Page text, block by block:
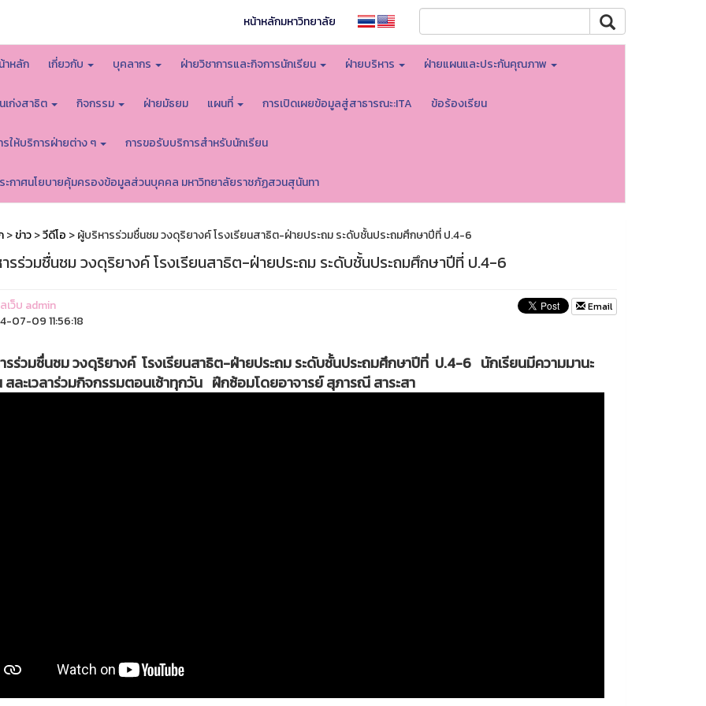
หน้าหลักมหาวิทยาลัย
าหลัก เกี่ยวกับ บุคลากร ฝ่ายวิชาการและกิจการนักเรียน ฝ่ายบริหาร ฝ่ายแผนและประกันคุณภาพ
เก่งสาธิต กิจกรรม ฝ่ายมัธยม แผนที่ การเปิดเผยข้อมูลสู่สาธารณะ:ITA ข้อร้องเรียน
รให้บริการฝ่ายต่าง ๆ การขอรับบริการสำหรับนักเรียน
ะกาศนโยบายคุ้มครองข้อมูลส่วนบุคคล มหาวิทยาลัยราชภัฏสวนสุนันทา
>ข่าว>วีดีโอ > ผู้บริหารร่วมชื่นชม วงดุริยางค์ โรงเรียนสาธิต-ฝ่ายประถม ระดับชั้นประถมศึกษาปีที่ ป.4-6
รร่วมชื่นชม วงดุริยางค์ โรงเรียนสาธิต-ฝ่ายประถม ระดับชั้นประถมศึกษาปีที่ ป.4-6
ว็บ admin
07-09 11:56:18
Email
รร่วมชื่นชม วงดุริยางค์ โรงเรียนสาธิต-ฝ่ายประถม ระดับชั้นประถมศึกษาปีที่ ป.4-6 นักเรียนมีความมานะ
ละเวลาร่วมกิจกรรมตอนเช้าทุกวัน ฝึกซ้อมโดยอาจารย์ สุภารณี สาระสา